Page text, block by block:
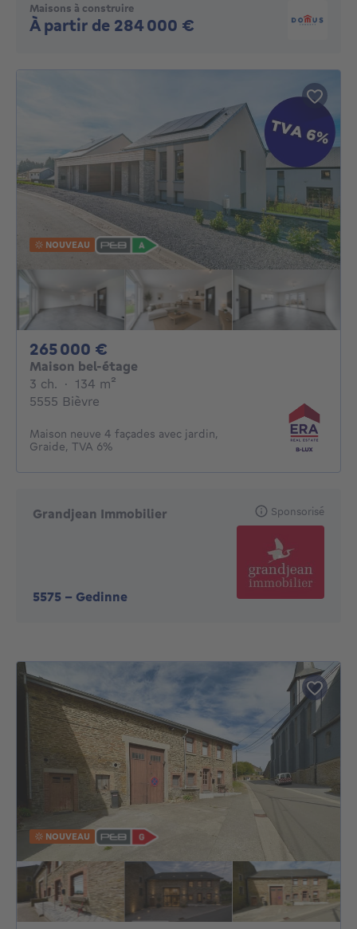
Maisons à construire
À partir de 284 000 €
NOUVEAU
265 000 €
Maison bel-étage
3 ch. 3 chambres
· 134 m²
5555 Bièvre
Maison neuve 4 façades avec jardin,
Graide, TVA 6%
Grandjean Immobilier
5575 - Gedinne
Sponsorisé
NOUVEAU